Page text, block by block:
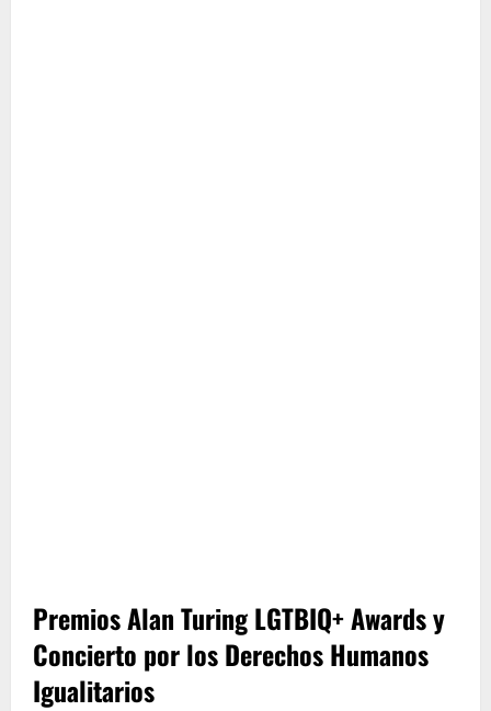
Premios Alan Turing LGTBIQ+ Awards y
Concierto por los Derechos Humanos
Igualitarios